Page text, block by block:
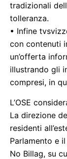
tradizionali
tolleranza.
• Infine
con contenuti
un’offerta
illustrando gli
compresi, in
L’OSE
La direzione
residenti
Parlamento e
No Billag, su